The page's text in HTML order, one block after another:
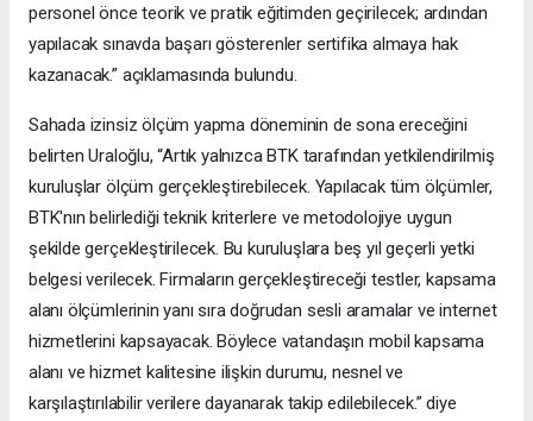
personel önce teorik ve pratik eğitimden geçirilecek; ardından
yapılacak sınavda başarı gösterenler sertifika almaya hak
kazanacak.” açıklamasında bulundu.
Sahada izinsiz ölçüm yapma döneminin de sona ereceğini
belirten Uraloğlu, “Artık yalnızca BTK tarafından yetkilendirilmiş
kuruluşlar ölçüm gerçekleştirebilecek. Yapılacak tüm ölçümler,
BTK'nın belirlediği teknik kriterlere ve metodolojiye uygun
şekilde gerçekleştirilecek. Bu kuruluşlara beş yıl geçerli yetki
belgesi verilecek. Firmaların gerçekleştireceği testler, kapsama
alanı ölçümlerinin yanı sıra doğrudan sesli aramalar ve internet
hizmetlerini kapsayacak. Böylece vatandaşın mobil kapsama
alanı ve hizmet kalitesine ilişkin durumu, nesnel ve
karşılaştırılabilir verilere dayanarak takip edilebilecek.” diye